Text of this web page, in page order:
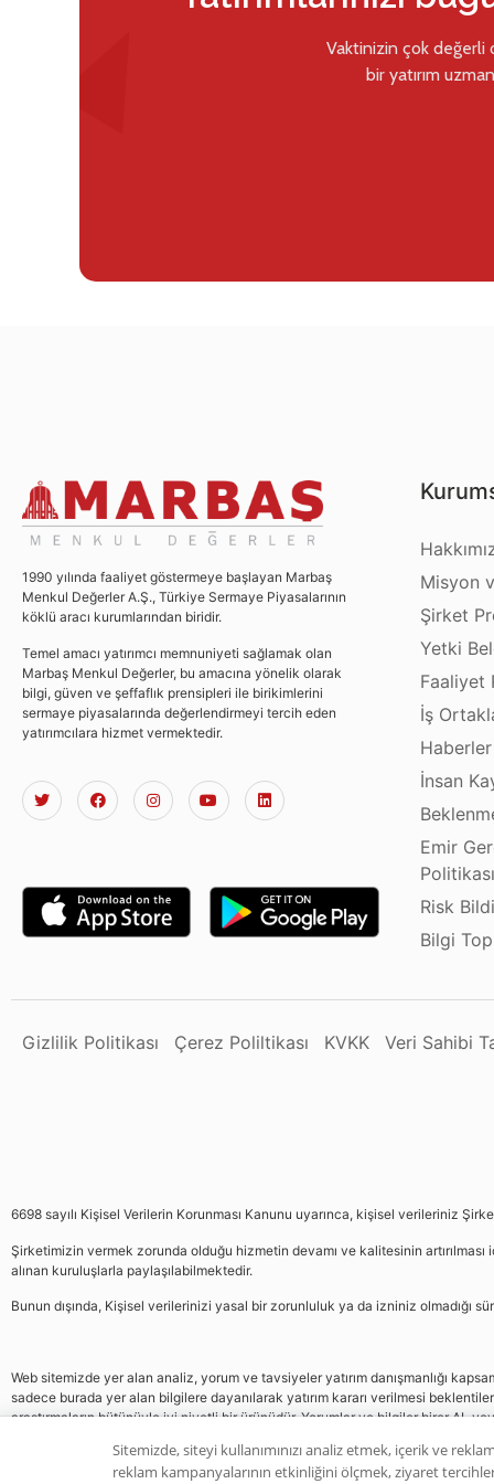
Vaktinizin çok değerli
bir yatırım
1990 yılında faaliyet göstermeye başlayan Marbaş
Menkul Değerler A.Ş., Türkiye Sermaye Piyasalarının
köklü aracı kurumlarından biridir.
Temel amacı yatırımcı memnuniyeti sağlamak olan
Marbaş Menkul Değerler, bu amacına yönelik olarak
bilgi, güven ve şeffaflık prensipleri ile birikimlerini
sermaye piyasalarında değerlendirmeyi tercih eden
yatırımcılara hizmet vermektedir.
Misyon
Şirket
Yetki
Faaliyet
İş
İnsan
Emir
Politikası
Risk
Bilgi
Gizlilik Politikası Çerez Poliltikası KVKK Veri Sahibi
6698 sayılı Kişisel Verilerin Korunması Kanunu uyarınca, kişisel verileriniz
Şirketimizin vermek zorunda olduğu hizmetin devamı ve kalitesinin
alınan kuruluşlarla paylaşılabilmektedir.
Bunun dışında, Kişisel verilerinizi yasal bir zorunluluk ya da izniniz olmadığı
Web sitemizde yer alan analiz, yorum ve tavsiyeler yatırım danışmanlığı
sadece burada yer alan bilgilere dayanılarak yatırım kararı verilmesi
araştırmaların bütünüyle iyi niyetli bir ürünüdür. Yorumlar ve bilgiler birer AL
Sitemizde, siteyi kullanımınızı analiz etmek, içerik ve
reklam kampanyalarının etkinliğini ölçmek, ziyaret